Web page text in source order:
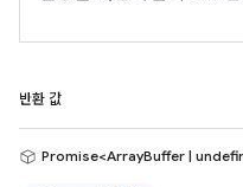
반환 값
Promise<ArrayBuffer |